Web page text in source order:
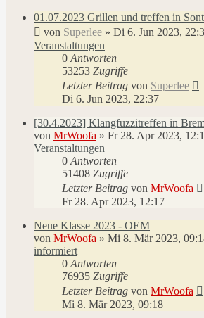
01.07.2023 Grillen und treffen in
von Superlee » Di 6. Jun 2023,
Veranstaltungen
0 Antworten
53253 Zugriffe
Letzter Beitrag von Superlee
Di 6. Jun 2023, 22:37
[30.4.2023] Klangfuzzitreffen in
von MrWoofa » Fr 28. Apr 2023,
Veranstaltungen
0 Antworten
51408 Zugriffe
Letzter Beitrag von MrWoofa
Fr 28. Apr 2023, 12:17
Neue Klasse 2023 - OEM
von MrWoofa » Mi 8. Mär 2023,
informiert
0 Antworten
76935 Zugriffe
Letzter Beitrag von MrWoofa
Mi 8. Mär 2023, 09:18